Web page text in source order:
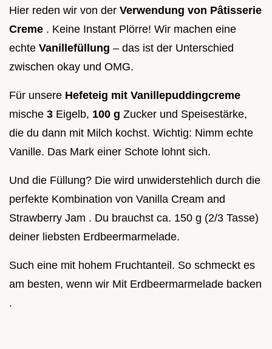
Hier reden wir von der Verwendung von Pâtisserie
Creme . Keine Instant Plörre! Wir machen eine
echte Vanillefüllung – das ist der Unterschied
zwischen okay und OMG.
Für unsere Hefeteig mit Vanillepuddingcreme
mische 3 Eigelb, 100 g Zucker und Speisestärke,
die du dann mit Milch kochst. Wichtig: Nimm echte
Vanille. Das Mark einer Schote lohnt sich.
Und die Füllung? Die wird unwiderstehlich durch die
perfekte Kombination von Vanilla Cream and
Strawberry Jam . Du brauchst ca. 150 g (2/3 Tasse)
deiner liebsten Erdbeermarmelade.
Such eine mit hohem Fruchtanteil. So schmeckt es
am besten, wenn wir Mit Erdbeermarmelade backen
.